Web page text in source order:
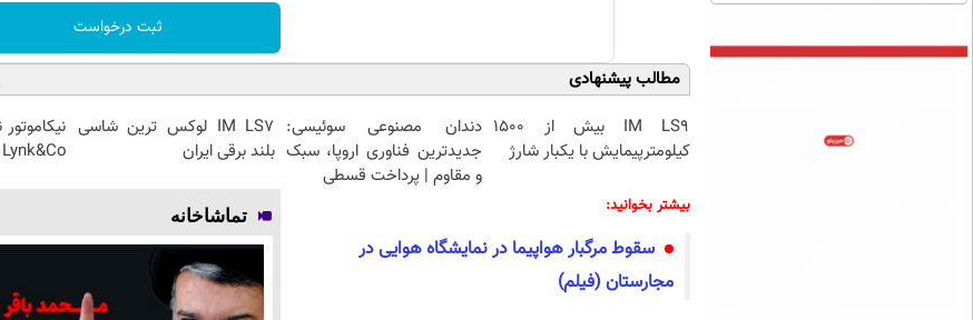
ثبت درخواست
مطالب پیشنهادی
IM LS9 بیش از 1500
کیلومترپیمایش با یکبار شارژ
دندان مصنوعی سوئیسی:
جدیدترین فناوری اروپا، سبک
و مقاوم | پرداخت قسطی
IM LS7 لوکس ترین شاسی
بلند برقی ایران
Lynk&Co در ایران
بیشتر بخوانید:
سقوط مرگبار هواپیما در نمایشگاه هوایی در
مجارستان (فیلم)
تماشاخانه